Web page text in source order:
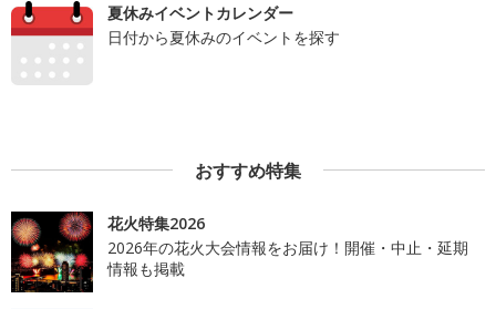
夏休みイベントカレンダー
日付から夏休みのイベントを探す
おすすめ特集
花火特集2026
2026年の花火大会情報をお届け！開催・中止・延期
情報も掲載